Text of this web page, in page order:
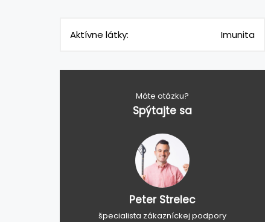
Aktívne látky: Imunita
Máte otázku?
Spýtajte sa
Peter Strelec
špecialista zákazníckej podpory